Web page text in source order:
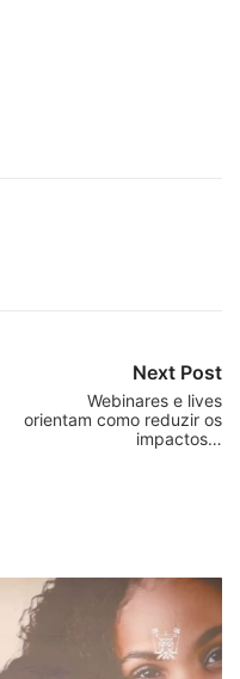
Next Post
Webinares e lives
orientam como reduzir os
impactos…